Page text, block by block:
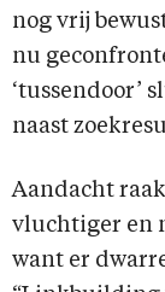
nog vrij
nu
‘tussendoor’
naast
Aandacht
vluchtiger en
want er